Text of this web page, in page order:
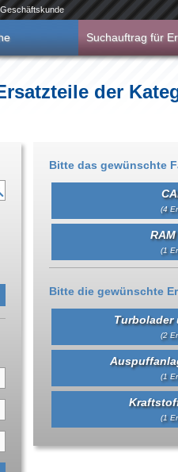
Geschäftskunde
Suchauftrag für
der
Bitte das gewünschte
(4
(1
Bitte die gewünschte
(2
(1
(1